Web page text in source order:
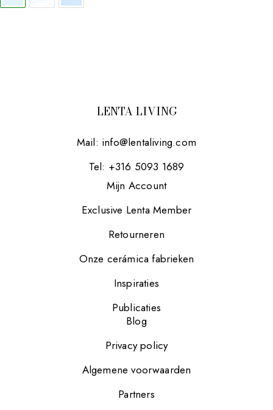
LENTA LIVING
Mail: info@lentaliving.com
Tel: +316 5093 1689
Mijn Account
Exclusive Lenta Member
Retourneren
Onze cerámica fabrieken
Inspiraties
Publicaties
Blog
Privacy policy
Algemene voorwaarden
Partners